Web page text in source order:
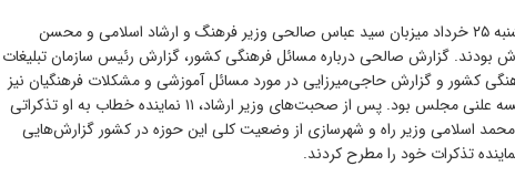
نمایندگان مجلس در روز یکشنبه ۲۵ خرداد میزبان سید عباس صالحی وزیر فرهنگ و ارشاد اسلامی و محسن
بودند. گزارش صالحی درباره مسائل فرهنگی کشور، گزارش رئیس سازمان تبلیغات
کشور و گزارش حاجی‌میرزایی در مورد مسائل آموزشی و مشکلات فرهنگیان نیز
از دیگر دستور کارهای این جلسه علنی مجلس بود. پس از صحبت‌های وزیر ارشاد، ۱۱ نماینده خطاب به او تذکراتی
محمد اسلامی وزیر راه و شهرسازی از وضعیت کلی این حوزه در کشور گزارش‌هایی